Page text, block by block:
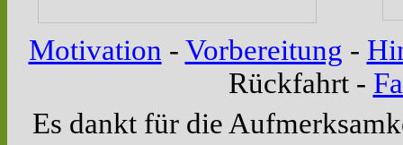
Motivation - Vorbereitung -
Rückfahrt-
Es dankt für die